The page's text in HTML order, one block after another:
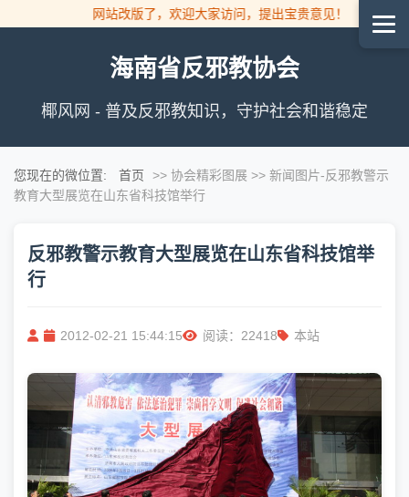
网站改版了，欢迎大家访问，提出宝贵意见！
海南省反邪教协会
椰风网 - 普及反邪教知识，守护社会和谐稳定
您现在的微位置: 首页 >> 协会精彩图展 >> 新闻图片-反邪教警示
教育大型展览在山东省科技馆举行
反邪教警示教育大型展览在山东省科技馆举
行
2012-02-21 15:44:15 阅读：22418 本站